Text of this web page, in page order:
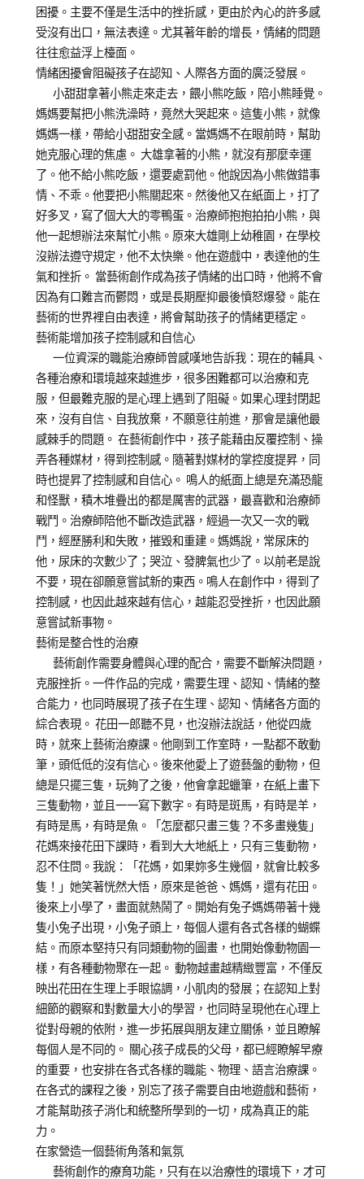
困擾。主要不僅是生活中的挫折感，更由於內心的許多感
受沒有出口，無法表達。尤其著年齡的增長，情緒的問題
往往愈益浮上檯面。
情緒困擾會阻礙孩子在認知、人際各方面的廣泛發展。
小甜甜拿著小熊走來走去，餵小熊吃飯，陪小熊睡覺。
媽媽要幫把小熊洗澡時，竟然大哭起來。這隻小熊，就像
媽媽一樣，帶給小甜甜安全感。當媽媽不在眼前時，幫助
她克服心理的焦慮。 大雄拿著的小熊，就沒有那麼幸運
了。他不給小熊吃飯，還要處罰他。他說因為小熊做錯事
情、不乖。他要把小熊關起來。然後他又在紙面上，打了
好多叉，寫了個大大的零鴨蛋。治療師抱抱拍拍小熊，與
他一起想辦法來幫忙小熊。原來大雄剛上幼稚園，在學校
沒辦法遵守規定，他不太快樂。他在遊戲中，表達他的生
氣和挫折。 當藝術創作成為孩子情緒的出口時，他將不會
因為有口難言而鬱悶，或是長期壓抑最後憤怒爆發。能在
藝術的世界裡自由表達，將會幫助孩子的情緒更穩定。
藝術能增加孩子控制感和自信心
一位資深的職能治療師曾感嘆地告訴我：現在的輔具、
各種治療和環境越來越進步，很多困難都可以治療和克
服，但最難克服的是心理上遇到了阻礙。如果心理封閉起
來，沒有自信、自我放棄，不願意往前進，那會是讓他最
感棘手的問題。 在藝術創作中，孩子能藉由反覆控制、操
弄各種媒材，得到控制感。隨著對媒材的掌控度提昇，同
時也提昇了控制感和自信心。 鳴人的紙面上總是充滿恐龍
和怪獸，積木堆疊出的都是厲害的武器，最喜歡和治療師
戰鬥。治療師陪他不斷改造武器，經過一次又一次的戰
鬥，經歷勝利和失敗，摧毀和重建。媽媽說，常尿床的
他，尿床的次數少了；哭泣、發脾氣也少了。以前老是說
不要，現在卻願意嘗試新的東西。鳴人在創作中，得到了
控制感，也因此越來越有信心，越能忍受挫折，也因此願
意嘗試新事物。
藝術是整合性的治療
藝術創作需要身體與心理的配合，需要不斷解決問題，
克服挫折。一件作品的完成，需要生理、認知、情緒的整
合能力，也同時展現了孩子在生理、認知、情緒各方面的
綜合表現。 花田一郎聽不見，也沒辦法說話，他從四歲
時，就來上藝術治療課。他剛到工作室時，一點都不敢動
筆，頭低低的沒有信心。後來他愛上了遊藝盤的動物，但
總是只擺三隻，玩夠了之後，他會拿起蠟筆，在紙上畫下
三隻動物，並且一一寫下數字。有時是斑馬，有時是羊，
有時是馬，有時是魚。「怎麼都只畫三隻？不多畫幾隻」
花媽來接花田下課時，看到大大地紙上，只有三隻動物，
忍不住問。我說：「花媽，如果妳多生幾個，就會比較多
隻！」她笑著恍然大悟，原來是爸爸、媽媽，還有花田。
後來上小學了，畫面就熱鬧了。開始有兔子媽媽帶著十幾
隻小兔子出現，小兔子頭上，每個人還有各式各樣的蝴蝶
結。而原本堅持只有同類動物的圖畫，也開始像動物園一
樣，有各種動物聚在一起。 動物越畫越精緻豐富，不僅反
映出花田在生理上手眼協調，小肌肉的發展；在認知上對
細節的觀察和對數量大小的學習，也同時呈現他在心理上
從對母親的依附，進一步拓展與朋友建立關係，並且瞭解
每個人是不同的。 關心孩子成長的父母，都已經瞭解早療
的重要，也安排在各式各樣的職能、物理、語言治療課。
在各式的課程之後，別忘了孩子需要自由地遊戲和藝術，
才能幫助孩子消化和統整所學到的一切，成為真正的能
力。
在家營造一個藝術角落和氣氛
藝術創作的療育功能，只有在以治療性的環境下，才可